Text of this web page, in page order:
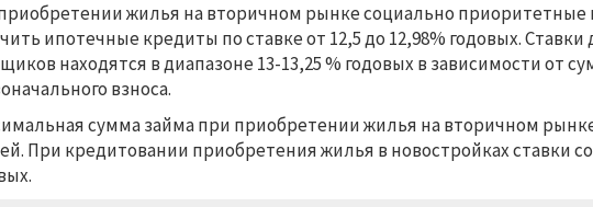
жилья на вторичном рынке социально приоритетные
ипотечные кредиты по ставке от 12,5 до 12,98% годовых.
находятся в диапазоне 13-13,25 % годовых в зависимости от
взноса.
сумма займа при приобретении жилья на вторичном
При кредитовании приобретения жилья в новостройках ставки